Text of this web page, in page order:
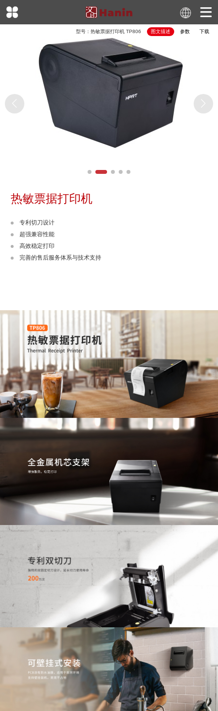
型号：热敏票据打印机 TP806 图文描述 参数 下载
热敏票据打印机
专利切刀设计
超强兼容性能
高效稳定打印
完善的售后服务体系与技术支持